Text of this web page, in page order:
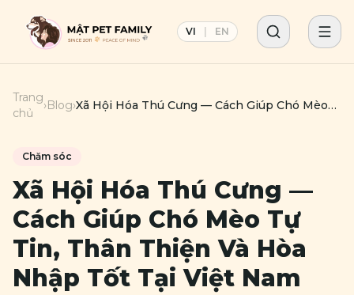
VI EN
Trang
chủ
›Blog›Xã Hội Hóa Thú Cưng — Cách Giúp Chó Mèo
Chăm sóc
Xã Hội Hóa Thú Cưng —
Cách Giúp Chó Mèo Tự
Tin, Thân Thiện Và Hòa
Nhập Tốt Tại Việt Nam